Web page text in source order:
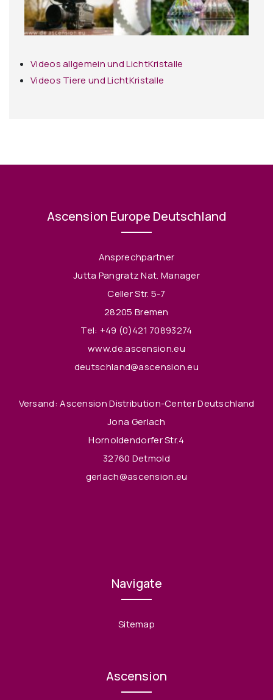
Videos allgemein und LichtKristalle
Videos Tiere und LichtKristalle
Ascension Europe Deutschland
Ansprechpartner
Jutta Pangratz Nat. Manager
Celler Str. 5-7
28205 Bremen
Tel: +49 (0)421 70893274
www.de.ascension.eu
deutschland@ascension.eu
Versand: Ascension Distribution-Center Deutschland
Jona Gerlach
Hornoldendorfer Str.4
32760 Detmold
gerlach@ascension.eu
Navigate
Sitemap
Ascension